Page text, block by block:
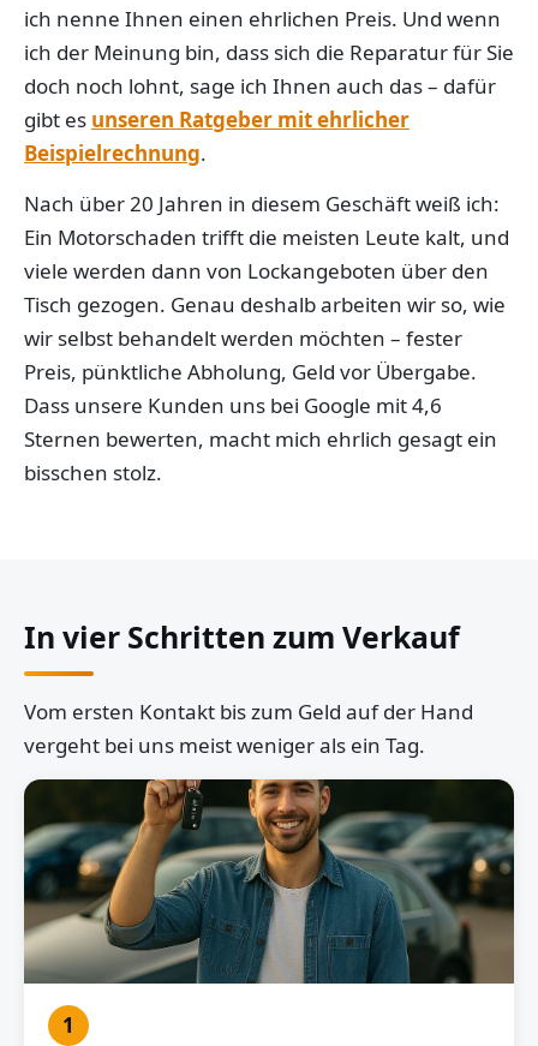
ich nenne Ihnen einen ehrlichen Preis. Und wenn
ich der Meinung bin, dass sich die Reparatur für Sie
doch noch lohnt, sage ich Ihnen auch das – dafür
gibt es unseren Ratgeber mit ehrlicher
Beispielrechnung.
Nach über 20 Jahren in diesem Geschäft weiß ich:
Ein Motorschaden trifft die meisten Leute kalt, und
viele werden dann von Lockangeboten über den
Tisch gezogen. Genau deshalb arbeiten wir so, wie
wir selbst behandelt werden möchten – fester
Preis, pünktliche Abholung, Geld vor Übergabe.
Dass unsere Kunden uns bei Google mit 4,6
Sternen bewerten, macht mich ehrlich gesagt ein
bisschen stolz.
In vier Schritten zum Verkauf
Vom ersten Kontakt bis zum Geld auf der Hand
vergeht bei uns meist weniger als ein Tag.
1